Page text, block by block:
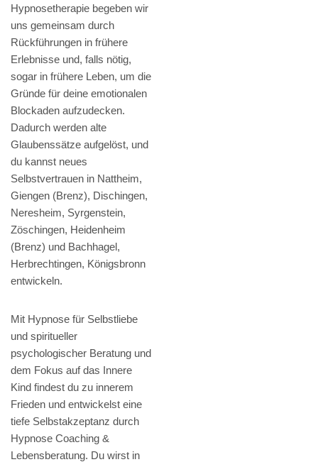
Hypnosetherapie begeben wir
uns gemeinsam durch
Rückführungen in frühere
Erlebnisse und, falls nötig,
sogar in frühere Leben, um die
Gründe für deine emotionalen
Blockaden aufzudecken.
Dadurch werden alte
Glaubenssätze aufgelöst, und
du kannst neues
Selbstvertrauen in Nattheim,
Giengen (Brenz), Dischingen,
Neresheim, Syrgenstein,
Zöschingen, Heidenheim
(Brenz) und Bachhagel,
Herbrechtingen, Königsbronn
entwickeln.
Mit Hypnose für Selbstliebe
und spiritueller
psychologischer Beratung und
dem Fokus auf das Innere
Kind findest du zu innerem
Frieden und entwickelst eine
tiefe Selbstakzeptanz durch
Hypnose Coaching &
Lebensberatung. Du wirst in